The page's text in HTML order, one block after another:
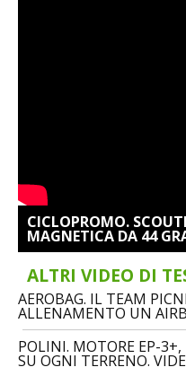
CICLOPROMO.
MAGNETICA DA 44
ALTRI VIDEO DI
AEROBAG. IL TEAM
ALLENAMENTO UN
POLINI. MOTORE EP-
SU OGNI TERRENO.